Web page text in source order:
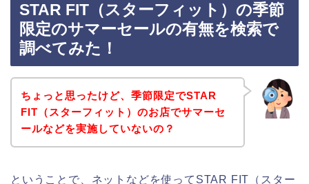
STAR FIT（スターフィット）の季節
限定のサマーセールの有無を検索で
調べてみた！
ちょっと思ったけど、季節限定でSTAR
FIT（スターフィット）のお店でサマーセ
ールなどを実施していないの？
ということで、ネットなどを使ってSTAR FIT（スター